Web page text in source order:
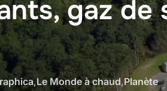
gaz
,Le Monde à chaud,Planète